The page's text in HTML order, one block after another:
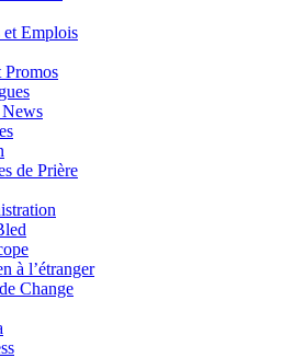
et Emplois
Promos
de Prière
à l’étranger
Change